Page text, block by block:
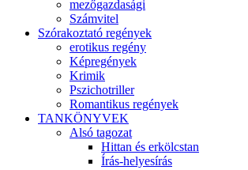
mezőgazdasági
Számvitel
Szórakoztató regények
erotikus regény
Képregények
Krimik
Pszichotriller
Romantikus regények
TANKÖNYVEK
Alsó tagozat
Hittan és erkölcstan
Írás-helyesírás